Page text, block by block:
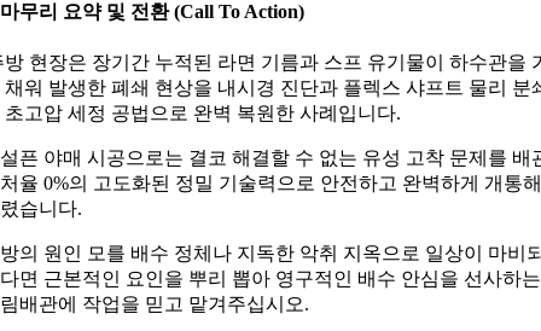
무리 요약 및 전환 (Call To Action)
현장은 장기간 누적된 라면 기름과 스프 유기물이 하수관을
채워 발생한 폐쇄 현상을 내시경 진단과 플렉스 샤프트 물리 분
초고압 세정 공법으로 완벽 복원한 사례입니다.
픈 야매 시공으로는 결코 해결할 수 없는 유성 고착 문제를 배
율 0%의 고도화된 정밀 기술력으로 안전하고 완벽하게 개통해
습니다.
의 원인 모를 배수 정체나 지독한 악취 지옥으로 일상이 마비
면 근본적인 요인을 뿌리 뽑아 영구적인 배수 안심을 선사하는
배관에 작업을 믿고 맡겨주십시오.